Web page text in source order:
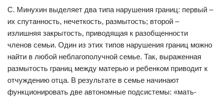
С. Минухин выделяет два типа нарушения границ: первый –
их спутанность, нечеткость, размытость; второй –
излишняя закрытость, приводящая к разобщенности
членов семьи. Один из этих типов нарушения границ можно
найти в любой неблагополучной семье. Так, выраженная
размытость границ между матерью и ребенком приводит к
отчуждению отца. В результате в семье начинают
функционировать две автономные подсистемы: «мать-